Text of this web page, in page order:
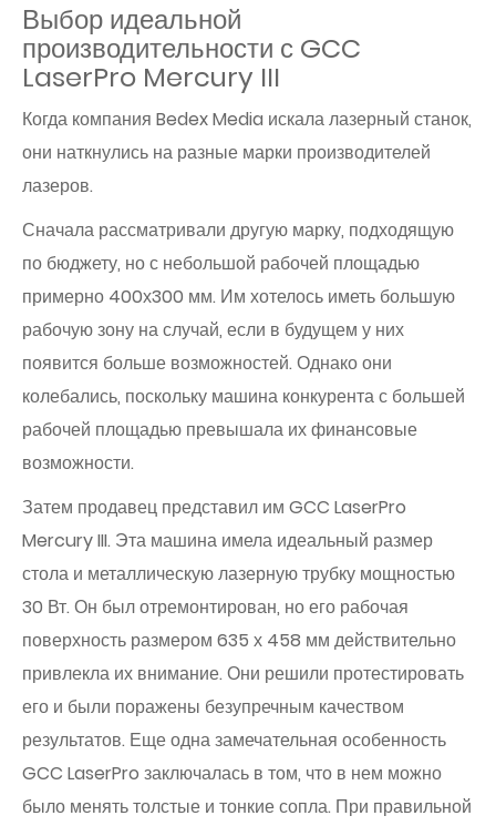
Выбор идеальной
производительности с GCC
LaserPro Mercury III
Когда компания Bedex Media искала лазерный станок,
они наткнулись на разные марки производителей
лазеров.
Сначала рассматривали другую марку, подходящую
по бюджету, но с небольшой рабочей площадью
примерно 400х300 мм. Им хотелось иметь большую
рабочую зону на случай, если в будущем у них
появится больше возможностей. Однако они
колебались, поскольку машина конкурента с большей
рабочей площадью превышала их финансовые
возможности.
Затем продавец представил им GCC LaserPro
Mercury III. Эта машина имела идеальный размер
стола и металлическую лазерную трубку мощностью
30 Вт. Он был отремонтирован, но его рабочая
поверхность размером 635 х 458 мм действительно
привлекла их внимание. Они решили протестировать
его и были поражены безупречным качеством
результатов. Еще одна замечательная особенность
GCC LaserPro заключалась в том, что в нем можно
было менять толстые и тонкие сопла. При правильной